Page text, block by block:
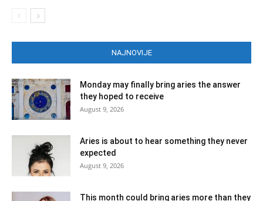
NAJNOVIJE
Monday may finally bring aries the answer
they hoped to receive
August 9, 2026
Aries is about to hear something they never
expected
August 9, 2026
This month could bring aries more than they